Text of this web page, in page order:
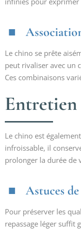
Le chino se prête
peut rivaliser avec un
Ces combinaisons
Le chino est
infroissable, il
prolonger la durée de
Astuces
Pour préserver les
repassage léger suffit